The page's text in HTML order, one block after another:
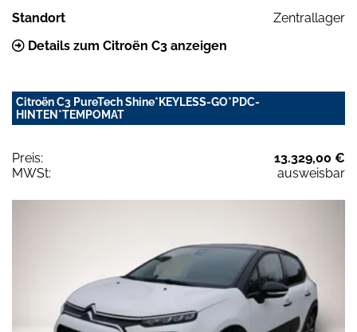
Standort
Zentrallager
Details zum Citroën C3 anzeigen
Citroën C3 PureTech Shine*KEYLESS-GO*PDC-
HINTEN*TEMPOMAT
Preis:
13.329,00 €
MWSt:
ausweisbar